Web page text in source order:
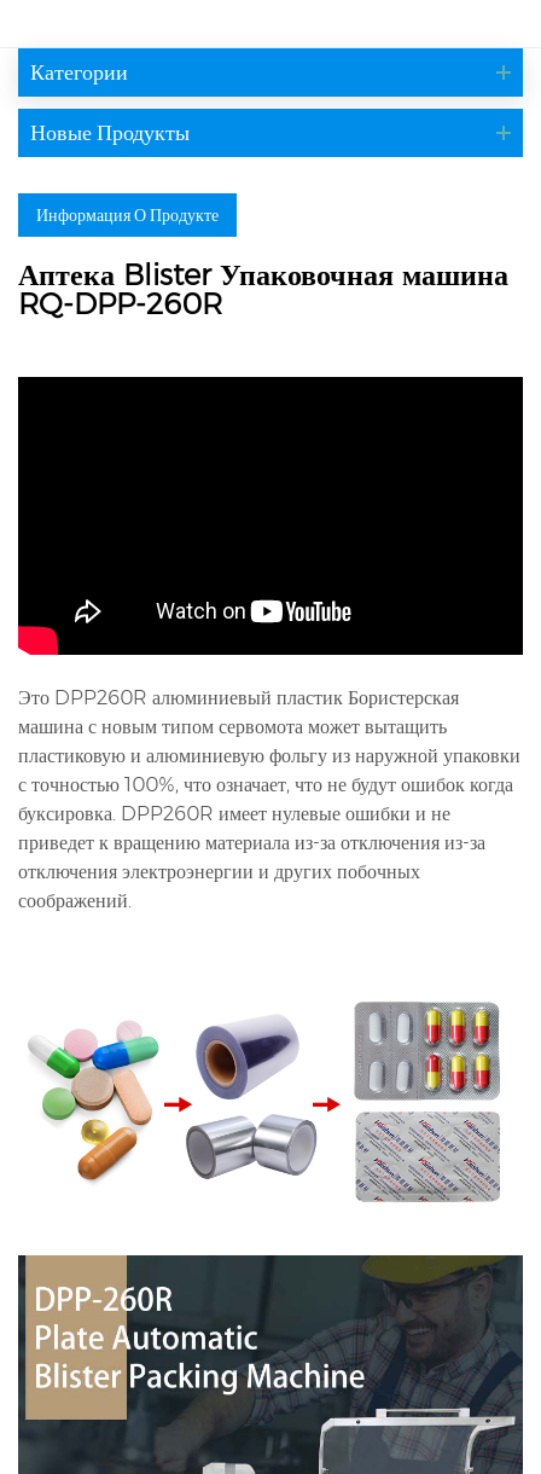
Категории
Новые Продукты
Информация О Продукте
Аптека Blister Упаковочная машина
RQ-DPP-260R
Это DPP260R алюминиевый пластик Бористерская
машина с новым типом сервомота может вытащить
пластиковую и алюминиевую фольгу из наружной упаковки
с точностью 100%, что означает, что не будут ошибок когда
буксировка. DPP260R имеет нулевые ошибки и не
приведет к вращению материала из-за отключения из-за
отключения электроэнергии и других побочных
соображений.